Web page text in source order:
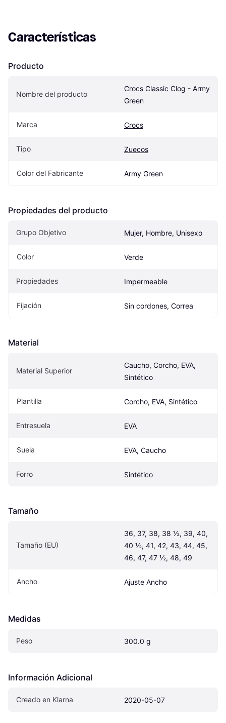
Características
Producto
Nombre del producto
Crocs Classic Clog - Army
Green
Marca Crocs
Tipo Zuecos
Color del Fabricante Army Green
Propiedades del producto
Grupo Objetivo Mujer, Hombre, Unisexo
Color Verde
Propiedades Impermeable
Fijación Sin cordones, Correa
Material
Material Superior
Caucho, Corcho, EVA,
Sintético
Plantilla Corcho, EVA, Sintético
Entresuela EVA
Suela EVA, Caucho
Forro Sintético
Tamaño
Tamaño (EU)
36, 37, 38, 38 ½, 39, 40,
40 ½, 41, 42, 43, 44, 45,
46, 47, 47 ½, 48, 49
Ancho Ajuste Ancho
Medidas
Peso 300.0 g
Información Adicional
Creado en Klarna 2020-05-07